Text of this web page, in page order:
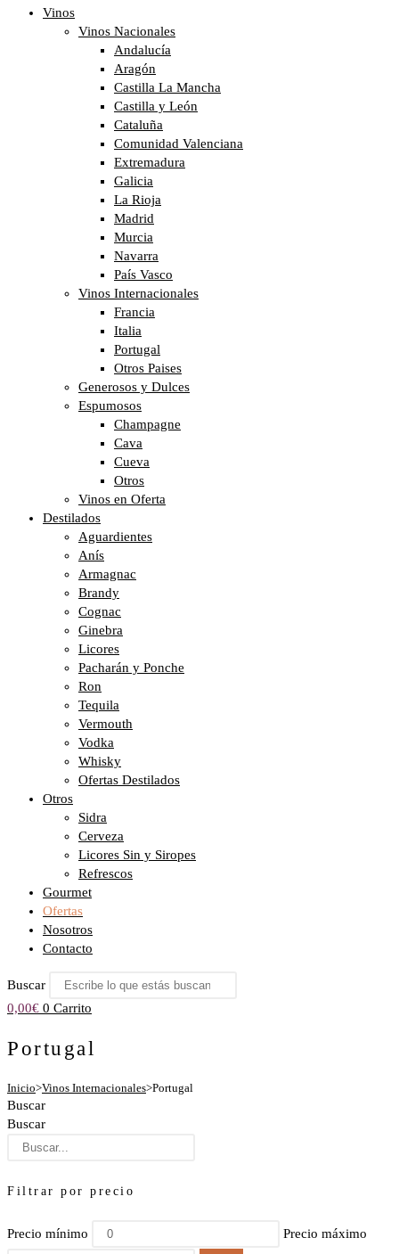
Vinos
Vinos Nacionales
Andalucía
Aragón
Castilla La Mancha
Castilla y León
Cataluña
Comunidad Valenciana
Extremadura
Galicia
La Rioja
Madrid
Murcia
Navarra
País Vasco
Vinos Internacionales
Francia
Italia
Portugal
Otros Paises
Generosos y Dulces
Espumosos
Champagne
Cava
Cueva
Otros
Vinos en Oferta
Destilados
Aguardientes
Anís
Armagnac
Brandy
Cognac
Ginebra
Licores
Pacharán y Ponche
Ron
Tequila
Vermouth
Vodka
Whisky
Ofertas Destilados
Otros
Sidra
Cerveza
Licores Sin y Siropes
Refrescos
Gourmet
Ofertas
Nosotros
Contacto
Buscar
0,00€ 0 Carrito
Portugal
Inicio>Vinos Internacionales>Portugal
Buscar
Buscar
Filtrar por precio
Precio mínimo Precio máximo